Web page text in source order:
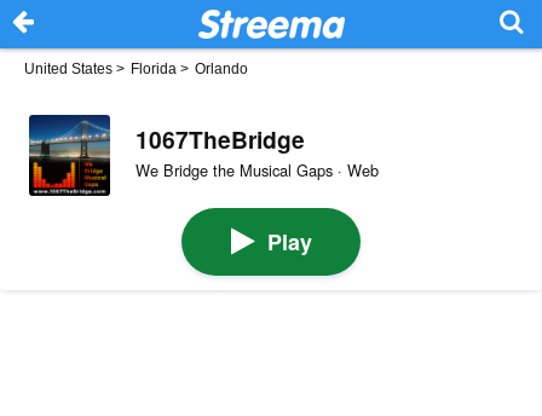
United States > Florida > Orlando
1067TheBridge
We Bridge the Musical Gaps · Web
Play